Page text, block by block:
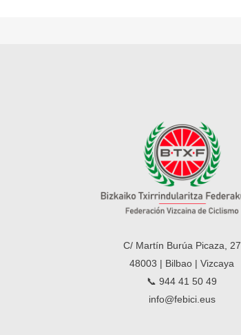
C/ Martín Burúa Picaza, 27
48003 | Bilbao | Vizcaya
📞 944 41 50 49
info@febici.eus